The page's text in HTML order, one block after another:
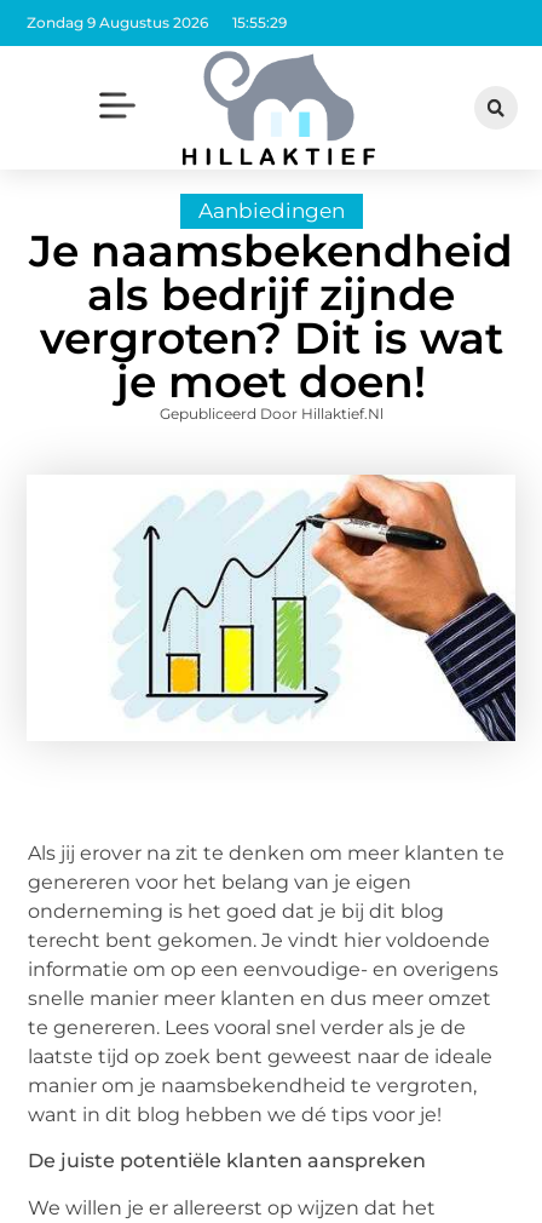
Zondag 9 Augustus 2026 15:55:30
Aanbiedingen
Je naamsbekendheid
als bedrijf zijnde
vergroten? Dit is wat
je moet doen!
Gepubliceerd Door Hillaktief.nl
Als jij erover na zit te denken om meer klanten te
genereren voor het belang van je eigen
onderneming is het goed dat je bij dit blog
terecht bent gekomen. Je vindt hier voldoende
informatie om op een eenvoudige- en overigens
snelle manier meer klanten en dus meer omzet
te genereren. Lees vooral snel verder als je de
laatste tijd op zoek bent geweest naar de ideale
manier om je naamsbekendheid te vergroten,
want in dit blog hebben we dé tips voor je!
De juiste potentiële klanten aanspreken
We willen je er allereerst op wijzen dat het